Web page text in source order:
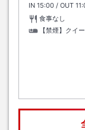
IN チェックイン
15:00 / OUT チ
食事なし
【禁煙】クイ